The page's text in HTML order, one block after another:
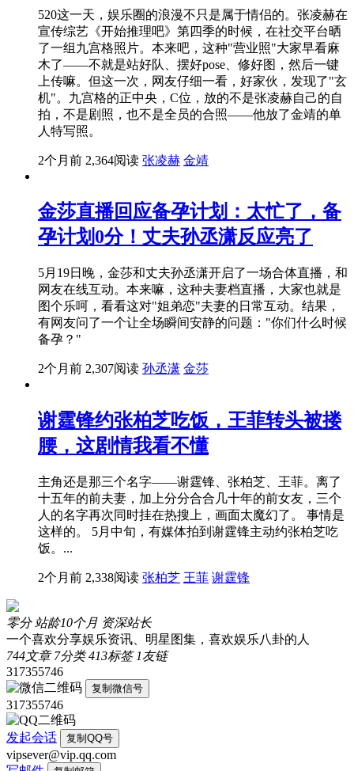
520这一天，娱乐圈的浪漫不只是属于情侣的。张凌赫在
宣传综艺《开始推理吧》第四季的时候，在社交平台晒
了一组九宫格照片。本来吧，这种"营业照"大家早看麻
木了——不就是站好队、摆好pose、修好图，然后一键
上传嘛。但这一次，网友仔细一看，好家伙，发现了"玄
机"。九宫格的正中央，C位，放的不是张凌赫自己的自
拍，不是剧照，也不是全员的合照——他放了金靖的单
人特写照。
2个月前 2,364阅读 张凌赫 金靖
金莎直播回应备孕计划：太忙了，备
孕计划0分！丈夫孙丞潇反应亮了
5月19日晚，金莎和丈夫孙丞潇开启了一场合体直播，和
网友在线互动。本来嘛，这种夫妻档直播，大家也就是
图个乐呵，看看这对"姐弟恋"夫妻的日常互动。结果，
有网友问了一个让全场瞬间安静的问题："你们什么时候
备孕？"
2个月前 2,307阅读 孙丞潇 金莎
谢霆锋约张柏芝吃饭，王菲转头被搂
腰，这剧情我看不懂
主角还是那三个名字——谢霆锋、张柏芝、王菲。离了
十五年的前夫妻，加上分分合合几十年的前女友，三个
人的名字再次同时挂在热搜上，画面太魔幻了。 事情是
这样的。 5月中旬，有媒体拍到谢霆锋主动约张柏芝吃
饭。...
2个月前 2,338阅读 张柏芝 王菲 谢霆锋
零分 站龄10个月 资深站长
一个喜欢分享娱乐资讯、明星图集，喜欢娱乐八卦的人
744文章 7分类 413标签 1友链
317355746
复制微信号
317355746
发起会话 复制QQ号
vipsever@vip.qq.com